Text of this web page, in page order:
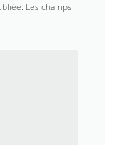
Les champs